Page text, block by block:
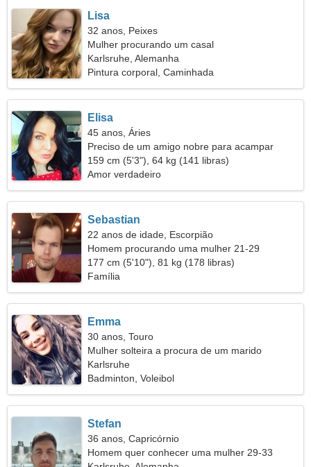
Lisa
32 anos, Peixes
Mulher procurando um casal
Karlsruhe, Alemanha
Pintura corporal, Caminhada
Elisa
45 anos, Áries
Preciso de um amigo nobre para acampar
159 cm (5'3"), 64 kg (141 libras)
Amor verdadeiro
Sebastian
22 anos de idade, Escorpião
Homem procurando uma mulher 21-29
177 cm (5'10"), 81 kg (178 libras)
Família
Emma
30 anos, Touro
Mulher solteira a procura de um marido
Karlsruhe
Badminton, Voleibol
Stefan
36 anos, Capricórnio
Homem quer conhecer uma mulher 29-33